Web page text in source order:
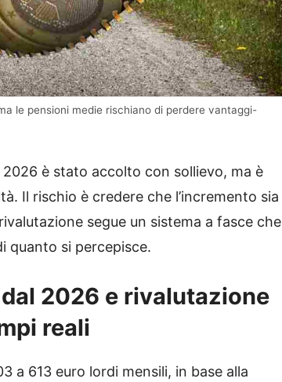
le pensioni medie rischiano di perdere vantaggi-
2026 è stato accolto con sollievo, ma è
Il rischio è credere che l’incremento sia
segue un sistema a fasce che
quanto si percepisce.
2026 e rivalutazione
reali
a 613 euro lordi mensili, in base alla